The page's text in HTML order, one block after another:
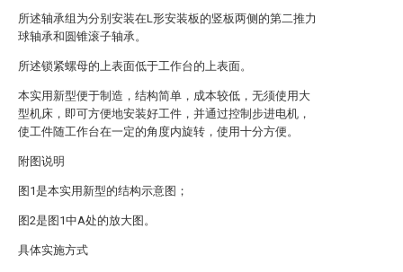
所述轴承组为分别安装在L形安装板的竖板两侧的第二推力
球轴承和圆锥滚子轴承。
所述锁紧螺母的上表面低于工作台的上表面。
本实用新型便于制造，结构简单，成本较低，无须使用大
型机床，即可方便地安装好工件，并通过控制步进电机，
使工件随工作台在一定的角度内旋转，使用十分方便。
附图说明
图1是本实用新型的结构示意图；
图2是图1中A处的放大图。
具体实施方式